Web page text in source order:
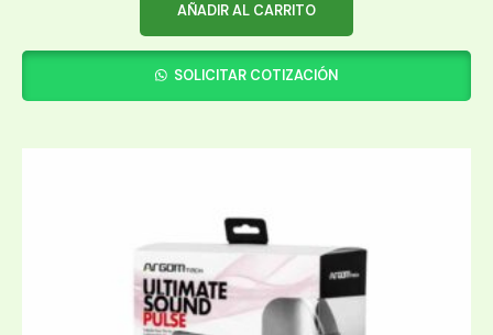
AÑADIR AL CARRITO
SOLICITAR COTIZACIÓN